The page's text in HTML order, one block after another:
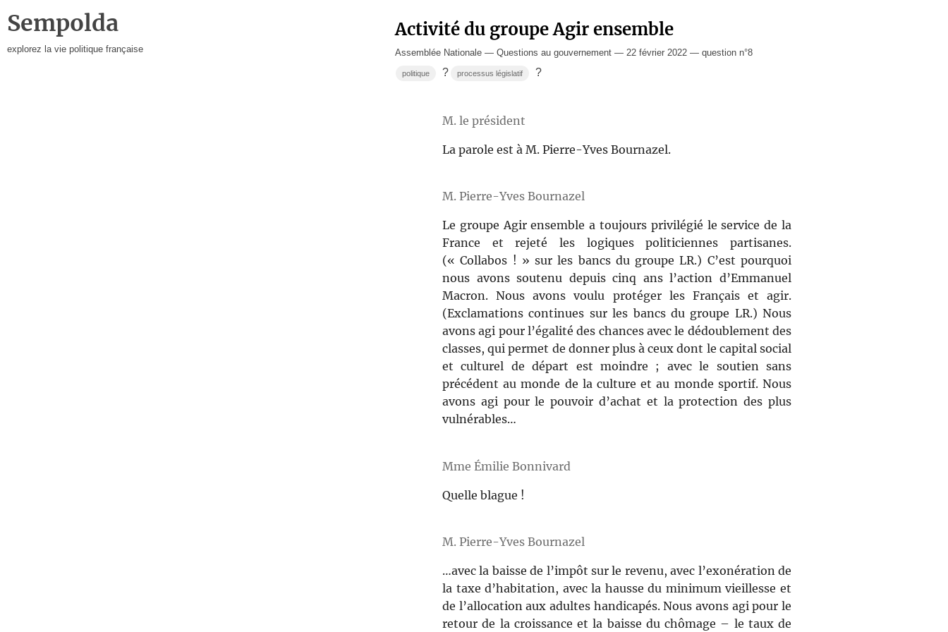
Sempolda
explorez la vie politique française
Activité du groupe Agir ensemble
Assemblée Nationale — Questions au gouvernement — 22 février 2022 — question n°8
politique ? processus législatif ?
M. le président
La parole est à M. Pierre-Yves Bournazel.
M. Pierre-Yves Bournazel
Le groupe Agir ensemble a toujours privilégié le service de la
France et rejeté les logiques politiciennes partisanes.
(« Collabos ! » sur les bancs du groupe LR.) C’est pourquoi
nous avons soutenu depuis cinq ans l’action d’Emmanuel
Macron. Nous avons voulu protéger les Français et agir.
(Exclamations continues sur les bancs du groupe LR.) Nous
avons agi pour l’égalité des chances avec le dédoublement des
classes, qui permet de donner plus à ceux dont le capital social
et culturel de départ est moindre ; avec le soutien sans
précédent au monde de la culture et au monde sportif. Nous
avons agi pour le pouvoir d’achat et la protection des plus
vulnérables…
Mme Émilie Bonnivard
Quelle blague !
M. Pierre-Yves Bournazel
…avec la baisse de l’impôt sur le revenu, avec l’exonération de
la taxe d’habitation, avec la hausse du minimum vieillesse et
de l’allocation aux adultes handicapés. Nous avons agi pour le
retour de la croissance et la baisse du chômage – le taux de